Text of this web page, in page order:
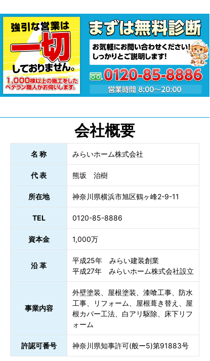
会社概要
名 称 みらいホーム株式会社
代 表 熊坂 治樹
所在地 神奈川県横浜市旭区鶴ヶ峰2-9-11
TEL 0120-85-8886
資本金 1,000万
沿 革
平成25年 みらい建装創業
平成27年 みらいホーム株式会社設立
事業内容
外壁塗装、屋根塗装、漆喰工事、防水
工事、リフォーム、屋根葺き替え、屋
根カバー工法、白アリ駆除、床下リフ
ォーム
許認可番号 神奈川県知事許可(般ー5)第91883号